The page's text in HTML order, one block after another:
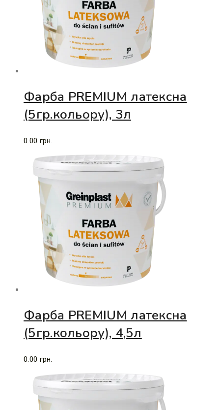
Фарба PREMIUM латексна
(5гр.кольору), 3л
0.00 грн.
Фарба PREMIUM латексна
(5гр.кольору), 4,5л
0.00 грн.